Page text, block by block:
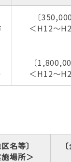
〔350,000
＜H12～
〔
＜H12～
区名等〕
場所＞